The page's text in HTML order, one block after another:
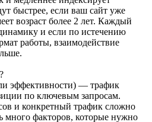
быстрее, если ваш сайт уже
возраст более 2 лет. Каждый
и если по истечению
работы, взаимодействие
эффективности) — трафик
по ключевым запросам.
и конкретный трафик сложно
много факторов, которые нужно